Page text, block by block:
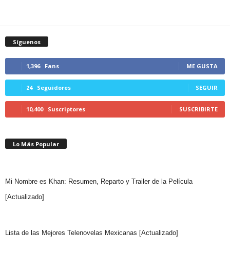
Síguenos
1,396 Fans ME GUSTA
24 Seguidores SEGUIR
10,400 Suscriptores SUSCRIBIRTE
Lo Más Popular
Mi Nombre es Khan: Resumen, Reparto y Trailer de la Película
[Actualizado]
Lista de las Mejores Telenovelas Mexicanas [Actualizado]